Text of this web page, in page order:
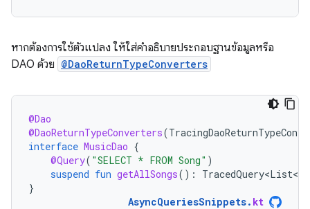
หากต้องการใช้ตัวแปลง ให้ใส่คำอธิบายประกอบฐานข้อมูลหรือ
DAO ด้วย @DaoReturnTypeConverters
@Dao
@DaoReturnTypeConverters(
interface MusicDao {
@Query( "SELECT * FROM Song" )
suspend fun getAllSongs():
}
AsyncQueriesSnippets. kt